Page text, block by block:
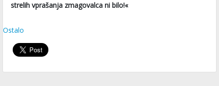
strelih vprašanja zmagovalca ni bilo!«
Ostalo